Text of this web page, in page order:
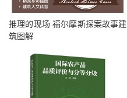
推理的现场 福尔摩斯探案故事建
筑图解